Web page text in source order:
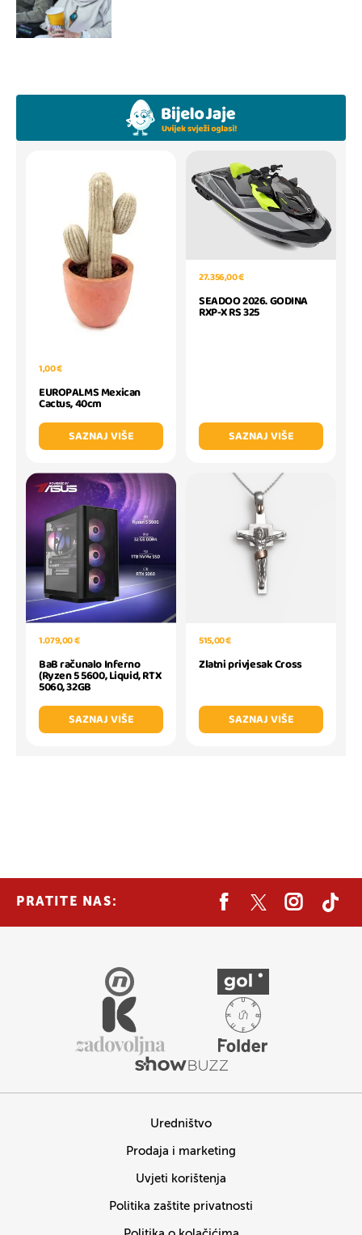
1,00 €
EUROPALMS Mexican
Cactus, 40cm
SAZNAJ VIŠE
27.356,00 €
SEADOO 2026. GODINA
RXP-X RS 325
SAZNAJ VIŠE
1.079,00 €
BaB računalo Inferno
(Ryzen 5 5600, Liquid, RTX
5060, 32GB
SAZNAJ VIŠE
515,00 €
Zlatni privjesak Cross
SAZNAJ VIŠE
PRATITE NAS:
Uredništvo
Prodaja i marketing
Uvjeti korištenja
Politika zaštite privatnosti